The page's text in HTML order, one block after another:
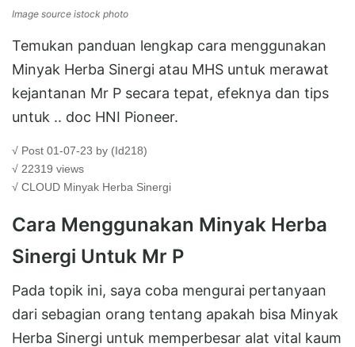
Image source istock photo
Temukan panduan lengkap cara menggunakan
Minyak Herba Sinergi atau MHS untuk merawat
kejantanan Mr P secara tepat, efeknya dan tips
untuk .. doc HNI Pioneer.
√ Post 01-07-23 by (Id218)
√ 22319 views
√ CLOUD Minyak Herba Sinergi
Cara Menggunakan Minyak Herba
Sinergi Untuk Mr P
Pada topik ini, saya coba mengurai pertanyaan
dari sebagian orang tentang apakah bisa Minyak
Herba Sinergi untuk memperbesar alat vital kaum